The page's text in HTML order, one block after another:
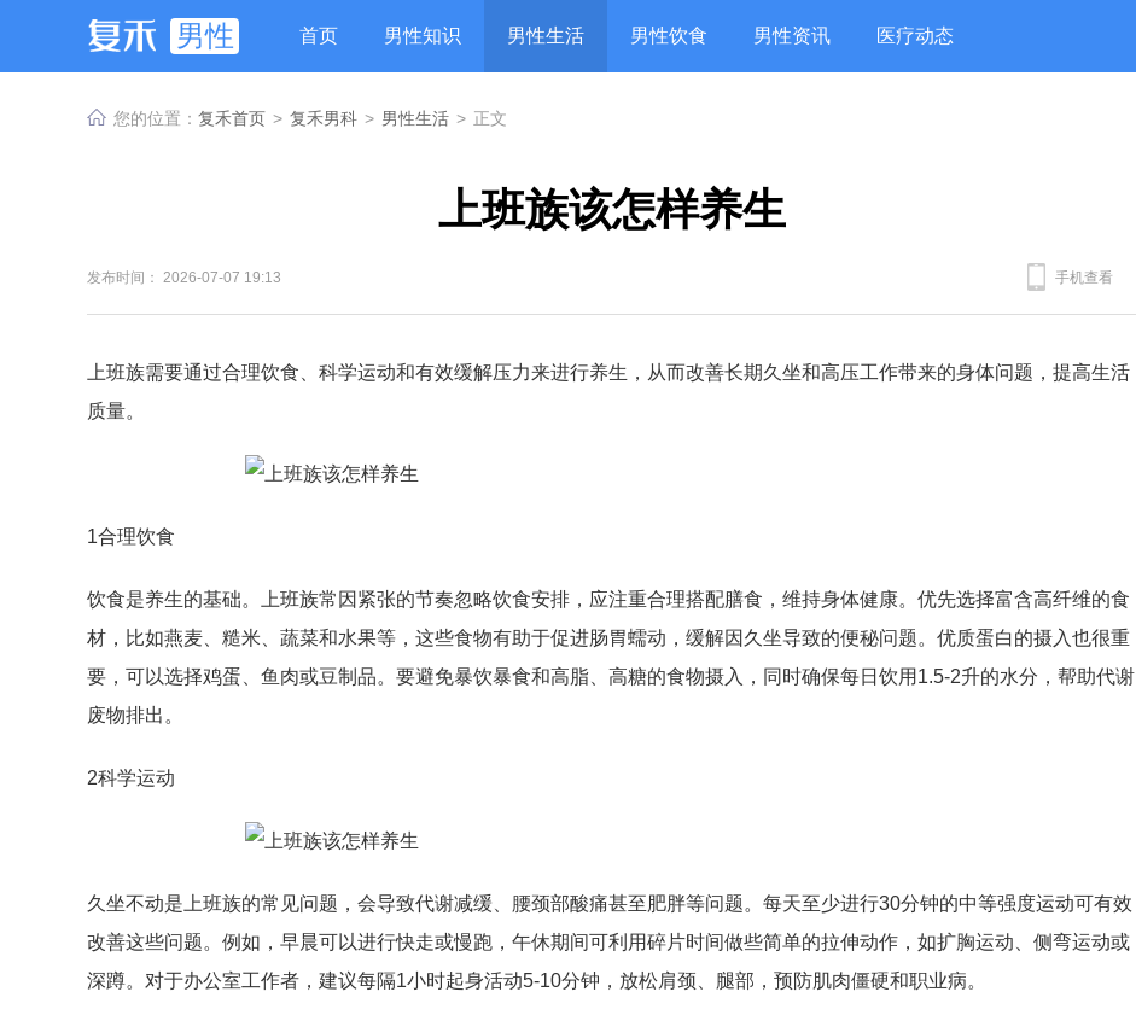
男性 首页 男性知识 男性生活 男性饮食 男性资讯 医疗动态
您的位置： 复禾首页 > 复禾男科 > 男性生活 > 正文
上班族该怎样养生
发布时间： 2026-07-07 19:13 手机查看
上班族需要通过合理饮食、科学运动和有效缓解压力来进行养生，从而改善长期久坐和高压工作带来的身体问题，提高生活
质量。
1合理饮食
饮食是养生的基础。上班族常因紧张的节奏忽略饮食安排，应注重合理搭配膳食，维持身体健康。优先选择富含高纤维的食
材，比如燕麦、糙米、蔬菜和水果等，这些食物有助于促进肠胃蠕动，缓解因久坐导致的便秘问题。优质蛋白的摄入也很重
要，可以选择鸡蛋、鱼肉或豆制品。要避免暴饮暴食和高脂、高糖的食物摄入，同时确保每日饮用1.5-2升的水分，帮助代谢
废物排出。
2科学运动
久坐不动是上班族的常见问题，会导致代谢减缓、腰颈部酸痛甚至肥胖等问题。每天至少进行30分钟的中等强度运动可有效
改善这些问题。例如，早晨可以进行快走或慢跑，午休期间可利用碎片时间做些简单的拉伸动作，如扩胸运动、侧弯运动或
深蹲。对于办公室工作者，建议每隔1小时起身活动5-10分钟，放松肩颈、腿部，预防肌肉僵硬和职业病。